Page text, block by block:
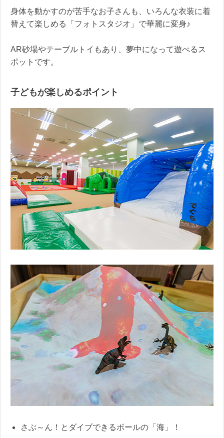
身体を動かすのが苦手なお子さんも、いろんな衣装に着
替えて楽しめる「フォトスタジオ」で華麗に変身♪
AR砂場やテーブルトイもあり、夢中になって遊べるス
ポットです。
子どもが楽しめるポイント
さぶ～ん！とダイブできるボールの「海」！